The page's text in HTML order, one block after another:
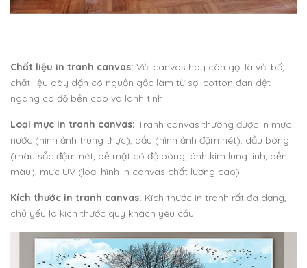
Chất liệu in tranh canvas: Vải canvas hay còn gọi là vải bố,
chất liệu dày dặn có nguồn gốc làm từ sợi cotton đan dệt
ngang có độ bền cao và lành tính.
Loại mực in tranh canvas: Tranh canvas thường được in mực
nước (hình ảnh trung thực), dầu (hình ảnh đậm nét), dầu bóng
(màu sắc đậm nét, bề mặt có độ bóng, ánh kim lung linh, bền
màu), mực UV (loại hình in canvas chất lượng cao).
Kích thước in tranh canvas: Kích thước in tranh rất đa dạng,
chủ yếu là kích thước quý khách yêu cầu.